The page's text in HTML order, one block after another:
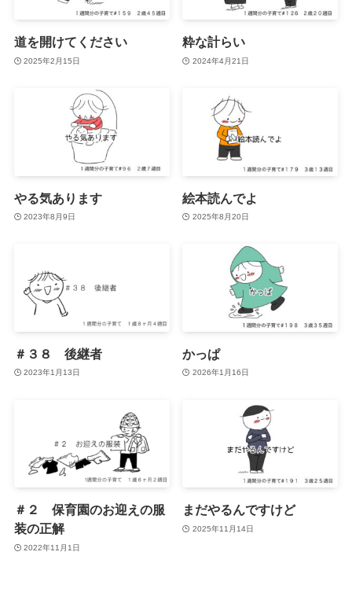
道を開けてください
2025年2月15日
粋な計らい
2024年4月21日
やる気あります
2023年8月9日
絵本読んでよ
2025年8月20日
＃３８ 後継者
2023年1月13日
かっぱ
2026年1月16日
＃２ 保育園のお迎えの服
装の正解
2022年11月1日
まだやるんですけど
2025年11月14日